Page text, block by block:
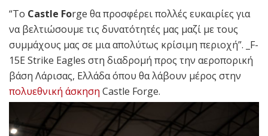
“Το Castle Forge θα προσφέρει πολλές ευκαιρίες για
να βελτιώσουμε τις δυνατότητές μας μαζί με τους
συμμάχους μας σε μια απολύτως κρίσιμη περιοχή”. _F-
15E Strike Eagles στη διαδρομή προς την αεροπορική
βάση Λάρισας, Ελλάδα όπου θα λάβουν μέρος στην
πολυεθνική άσκηση Castle Forge.